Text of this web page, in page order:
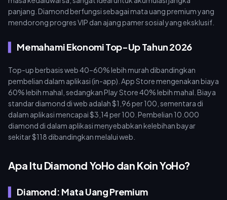
panjang. Diamond berfungsi sebagai mata uang premium yang
mendorong progres VIP dan ajang pamer sosial yang eksklusif.
Memahami Ekonomi Top-Up Tahun 2026
Top-up berbasis web 40–60% lebih murah dibandingkan
pembelian dalam aplikasi (in-app). App Store mengenakan biaya
60% lebih mahal, sedangkan Play Store 40% lebih mahal. Biaya
standar diamond di web adalah $1,96 per 100, sementara di
dalam aplikasi mencapai $3,14 per 100. Pembelian 10.000
diamond di dalam aplikasi menyebabkan kelebihan bayar
sekitar $118 dibandingkan melalui web.
Apa Itu Diamond YoHo dan Koin YoHo?
Diamond: Mata Uang Premium